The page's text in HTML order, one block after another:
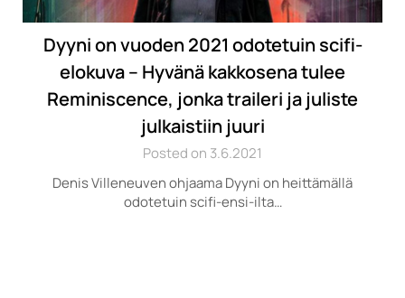
Dyyni on vuoden 2021 odotetuin scifi-
elokuva – Hyvänä kakkosena tulee
Reminiscence, jonka traileri ja juliste
julkaistiin juuri
Posted on 3.6.2021
Denis Villeneuven ohjaama Dyyni on heittämällä
odotetuin scifi-ensi-ilta…